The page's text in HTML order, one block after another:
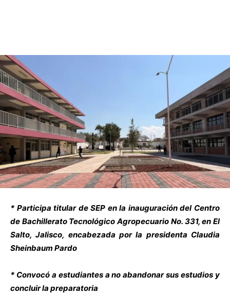
* Participa titular de SEP en la inauguración del Centro
de Bachillerato Tecnológico Agropecuario No. 331, en El
Salto, Jalisco, encabezada por la presidenta Claudia
Sheinbaum Pardo
* Convocó a estudiantes a no abandonar sus estudios y
concluir la preparatoria